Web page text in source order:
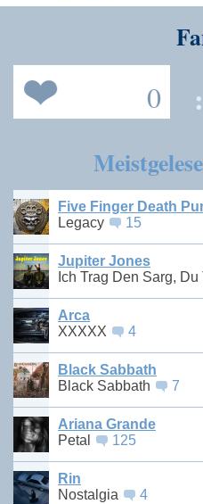
0 :
Five Finger Death
Legacy
15
Jupiter Jones
Ich Trag Den Sarg,
Arca
XXXXX
4
Black Sabbath
Black Sabbath
7
Ariana Grande
Petal
125
Rin
Nostalgia
4